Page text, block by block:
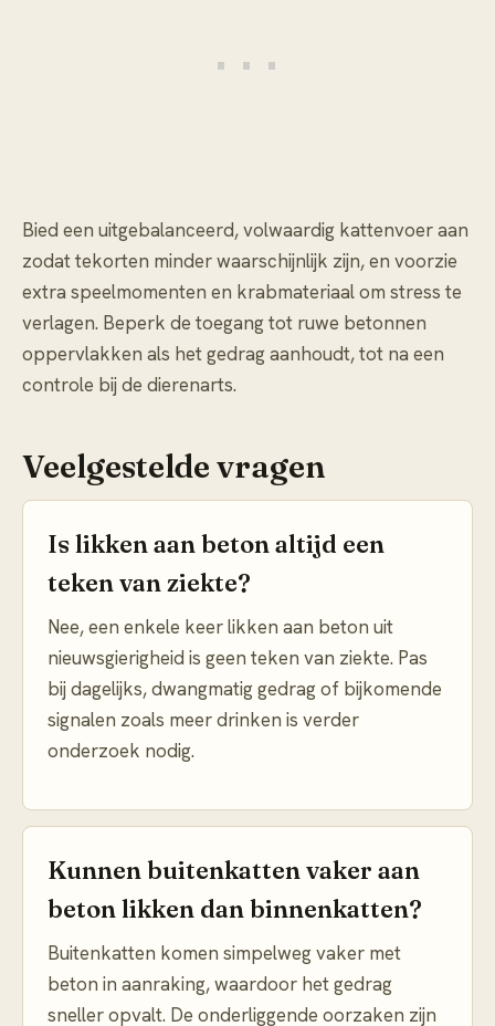
Bied een uitgebalanceerd, volwaardig kattenvoer aan
zodat tekorten minder waarschijnlijk zijn, en voorzie
extra speelmomenten en krabmateriaal om stress te
verlagen. Beperk de toegang tot ruwe betonnen
oppervlakken als het gedrag aanhoudt, tot na een
controle bij de dierenarts.
Veelgestelde vragen
Is likken aan beton altijd een
teken van ziekte?
Nee, een enkele keer likken aan beton uit
nieuwsgierigheid is geen teken van ziekte. Pas
bij dagelijks, dwangmatig gedrag of bijkomende
signalen zoals meer drinken is verder
onderzoek nodig.
Kunnen buitenkatten vaker aan
beton likken dan binnenkatten?
Buitenkatten komen simpelweg vaker met
beton in aanraking, waardoor het gedrag
sneller opvalt. De onderliggende oorzaken zijn